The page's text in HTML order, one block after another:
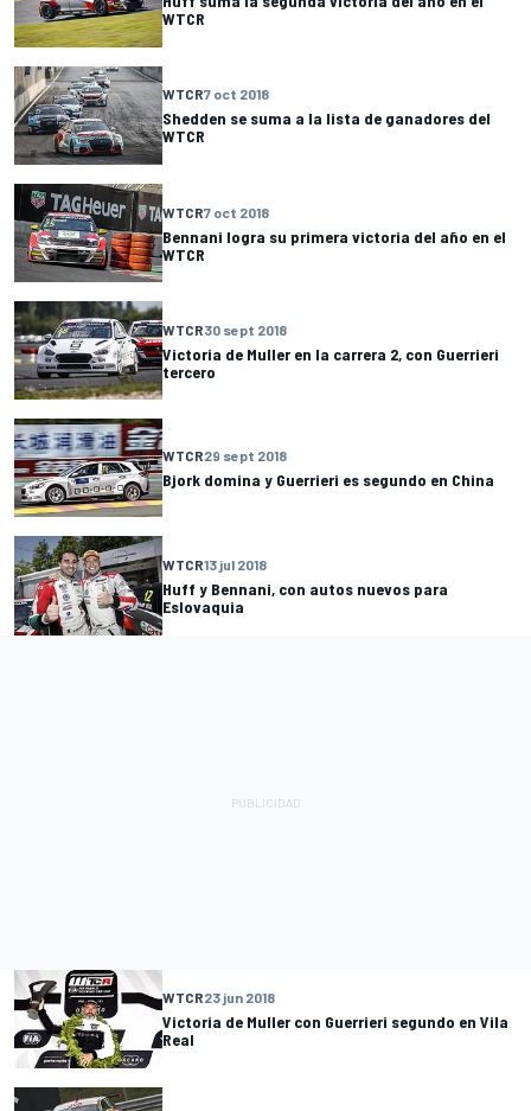
WTCR
WTCR7 oct 2018
Shedden se suma a la lista de ganadores del
WTCR
WTCR7 oct 2018
Bennani logra su primera victoria del año en el
WTCR
WTCR30 sept 2018
Victoria de Muller en la carrera 2, con Guerrieri
tercero
WTCR29 sept 2018
Bjork domina y Guerrieri es segundo en China
WTCR13 jul 2018
Huff y Bennani, con autos nuevos para
Eslovaquia
WTCR23 jun 2018
Victoria de Muller con Guerrieri segundo en Vila
Real